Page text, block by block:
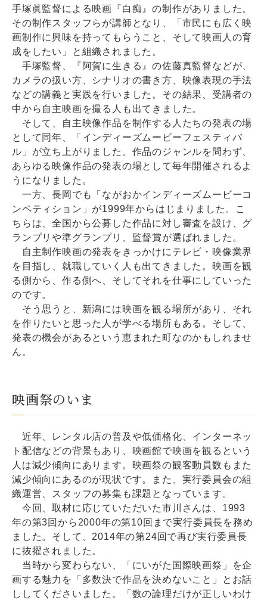
手塚眞監督による映画『白痴』の制作がありました。
その制作スタッフらが講師となり、「市民にも広く映
画制作に興味を持ってもらうこと、そして映画人の育
成をしたい」と組織されました。
手塚監督、『阿賀に生きる』の佐藤真監督などが、
カメラの扱い方、シナリオの書き方、映像表現の手法
などの講義と実践を行いました。その結果、受講者の
中から自主映画を撮る人も出てきました。
そして、自主映像作品を制作する人たちの発表の場
として同年、「インディーズムービーフェスティバ
ル」が立ち上がりました。作品のジャンルを問わず、
あらゆる映像作品の発表の場として毎年開催されるよ
うになりました。
一方、長岡でも「ながおかインディーズムービーコ
ンペティション」が1999年からはじまりました。こ
ちらは、全国から公募した作品に対し審査を設け、グ
ランプリや準グランプリ、監督賞が選ばれました。
自主制作映画の発表をきっかけにテレビ・映像業界
を目指し、就職していく人も出てきました。映画を観
る側から、作る側へ、そしてそれを仕事にしていった
のです。
そう思うと、新潟には映画を観る場所があり、それ
を作りたいと思った人が学べる場所もある。そして、
発表の機会があるという恵まれた町なのかもしれませ
ん。
映画祭のいま
近年、レンタル店の普及や低価格化、インターネッ
ト配信などの背景もあり、映画館で映画を観るという
人は減少傾向にあります。映画祭の観客動員数もまた
減少傾向にあるのが現状です。また、実行委員会の組
織運営、スタッフの募集も課題となっています。
今回、取材に応じていただいた市川さんは、1993
年の第3回から2000年の第10回まで実行委員長を務め
ました。そして、2014年の第24回で再び実行委員長
に抜擢されました。
当時から変わらない、「にいがた国際映画祭」を企
画する魅力を「多数決で作品を決めないこと」とお話
ししてくださいました。「数の論理だけが正しいわけ